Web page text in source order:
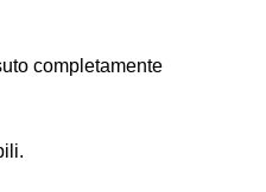
completamente